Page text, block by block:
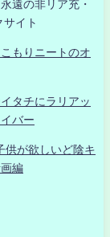
遠の非リア充・
イト
もりニートのオ
タチにラリアッ
バー
供が欲しいど陰キ
編